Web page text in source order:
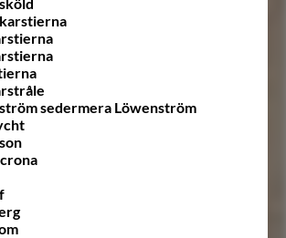
sedermera Löwenström